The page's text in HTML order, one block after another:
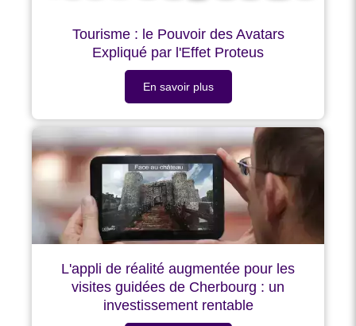
Tourisme : le Pouvoir des Avatars
Expliqué par l'Effet Proteus
En savoir plus
L'appli de réalité augmentée pour les
visites guidées de Cherbourg : un
investissement rentable